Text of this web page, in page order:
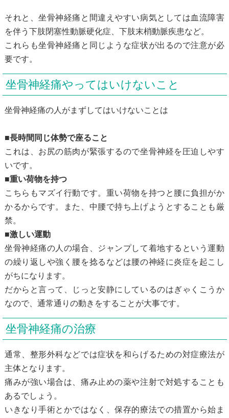
それと、坐骨神経痛と間違えやすい病気としては血流障害
を伴う下肢閉塞性動脈硬化症、下肢末梢動脈疾患など。
これらも坐骨神経痛と同じような症状が出るので注意が必
要です。
坐骨神経痛やってはいけないこと
坐骨神経痛の人がまずしてはいけないことは
■長時間同じ体勢で座ること
これは、お尻の筋肉が緊張するので坐骨神経を圧迫しやす
いです。
■重い荷物を持つ
こちらもマズイ行動です。重い荷物を持つと腰に負担がか
かるからです。また、中腰で持ち上げようとすることも厳
禁。
■激しい運動
坐骨神経痛の人の場合、ジャンプして着地するという運動
の繰り返しや強く腰を捻るなどは腰の神経に炎症を起こし
がちになります。
だからと言って、じっと安静にしているのはぎゃくこうか
なので、通常通りの動きをすることが大事です。
坐骨神経痛の治療
通常、整形外科などでは症状を和らげるための対症療法が
主体となります。
痛みが強い場合は、痛み止めの薬や注射で対処することも
あるでしょう。
いきなり手術とかではなく、保存的療法での措置から始ま